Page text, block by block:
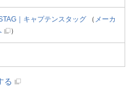
｜キャプテンスタッグ （ メーカ
）
る